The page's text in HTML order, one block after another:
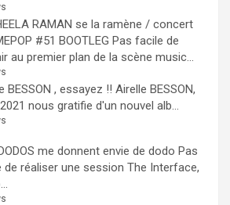
RAMAN se la ramène / concert
#51 BOOTLEG Pas facile de
au premier plan de la scène music...
BESSON , essayez !! Airelle BESSON,
nous gratifie d'un nouvel alb...
me donnent envie de dodo Pas
de réaliser une session The Interface,